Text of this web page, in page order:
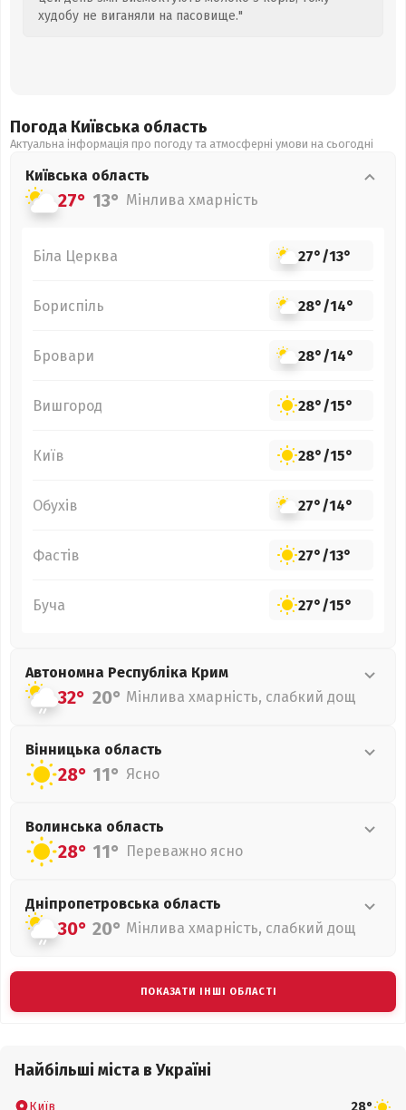
худобу не виганяли на пасовище."
Погода Київська область
Актуальна інформація про погоду та атмосферні умови на сьогодні
Київська область
27° 13° Мінлива хмарність
Біла Церква 27°/13°
Бориспіль 28°/14°
Бровари 28°/14°
Вишгород 28°/15°
Київ 28°/15°
Обухів 27°/14°
Фастів 27°/13°
Буча 27°/15°
Автономна Республіка Крим
32° 20° Мінлива хмарність, слабкий дощ
Вінницька область
28° 11° Ясно
Волинська область
28° 11° Переважно ясно
Дніпропетровська область
30° 20° Мінлива хмарність, слабкий дощ
ПОКАЗАТИ ІНШІ ОБЛАСТІ
Найбільші міста в Україні
Київ 28°